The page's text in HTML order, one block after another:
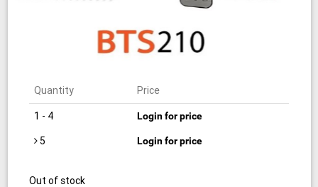
Quantity
Price
1 - 4
Login for price
5 Login for price
Out of stock